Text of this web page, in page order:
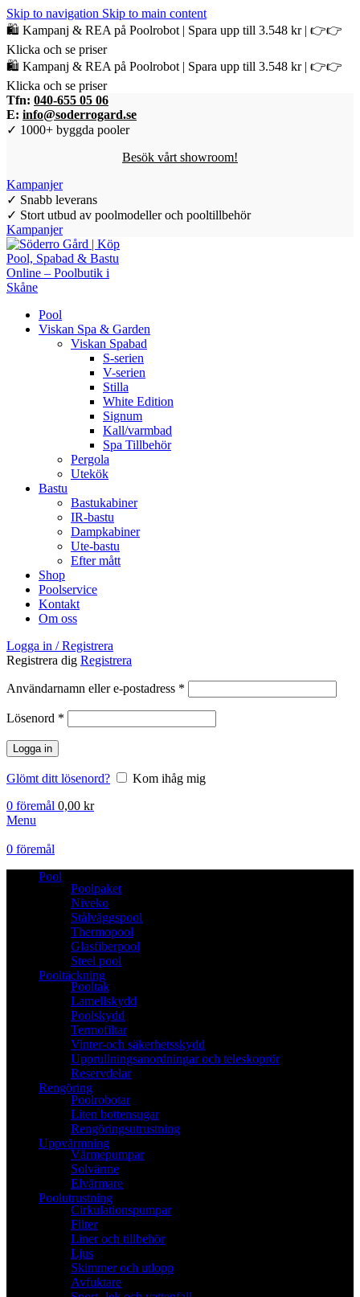
Skip to navigation Skip to main content
🛍️ Kampanj & REA på Poolrobot | Spara upp till 3.548 kr | 👉👉
Klicka och se priser
🛍️ Kampanj & REA på Poolrobot | Spara upp till 3.548 kr | 👉👉
Klicka och se priser
Tfn: 040-655 05 06
E: info@soderrogard.se
✓ 1000+ byggda pooler
Besök vårt showroom!
Kampanjer
✓ Snabb leverans
✓ Stort utbud av poolmodeller och pooltillbehör
Kampanjer
Pool
Viskan Spa & Garden
Viskan Spabad
S-serien
V-serien
Stilla
White Edition
Signum
Kall/varmbad
Spa Tillbehör
Pergola
Utekök
Bastu
Bastukabiner
IR-bastu
Dampkabiner
Ute-bastu
Efter mått
Shop
Poolservice
Kontakt
Om oss
Logga in / Registrera
Registrera dig Registrera
Användarnamn eller e-postadress *
Lösenord *
Logga in
Glömt ditt lösenord?
Kom ihåg mig
0 föremål 0,00 kr
Menu
0 föremål
Pool
Poolpaket
Niveko
Stålväggspool
Thermopool
Glasfiberpool
Steel pool
Pooltäckning
Pooltak
Lamellskydd
Poolskydd
Termofiltar
Vinter-och säkerhetsskydd
Upprullningsanordningar och teleskoprör
Reservdelar
Rengöring
Poolrobotar
Liten bottensugar
Rengöringsutrustning
Uppvärmning
Värmepumpar
Solvärme
Elvärmare
Poolutrustning
Cirkulationspumpar
Filter
Liner och tillbehör
Ljus
Skimmer och utlopp
Avfuktare